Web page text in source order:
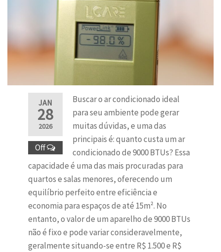
JAN
28
2026
Off
Buscar o ar condicionado ideal
para seu ambiente pode gerar
muitas dúvidas, e uma das
principais é: quanto custa um ar
condicionado de 9000 BTUs? Essa
capacidade é uma das mais procuradas para
quartos e salas menores, oferecendo um
equilíbrio perfeito entre eficiência e
economia para espaços de até 15m². No
entanto, o valor de um aparelho de 9000 BTUs
não é fixo e pode variar consideravelmente,
geralmente situando-se entre R$ 1.500 e R$